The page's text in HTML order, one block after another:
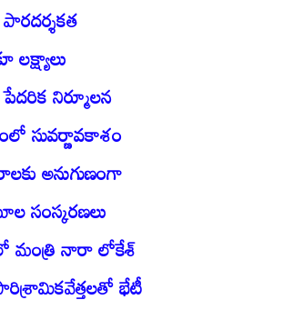
లక్ష్యాలు
నిర్మూలన
సువర్ణావకాశం
అనుగుణంగా
సంస్కరణలు
మంత్రి నారా లోకేశ్‌
భేటీ